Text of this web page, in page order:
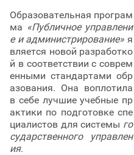
Образовательная програм
ма «Публичное управлени
е и администрирование» я
вляется новой разработко
й в соответствии с соврем
енными стандартами обр
азования. Она воплотила
в себе лучшие учебные пр
актики по подготовке спе
циалистов для системы го
сударственного управлен
ия.